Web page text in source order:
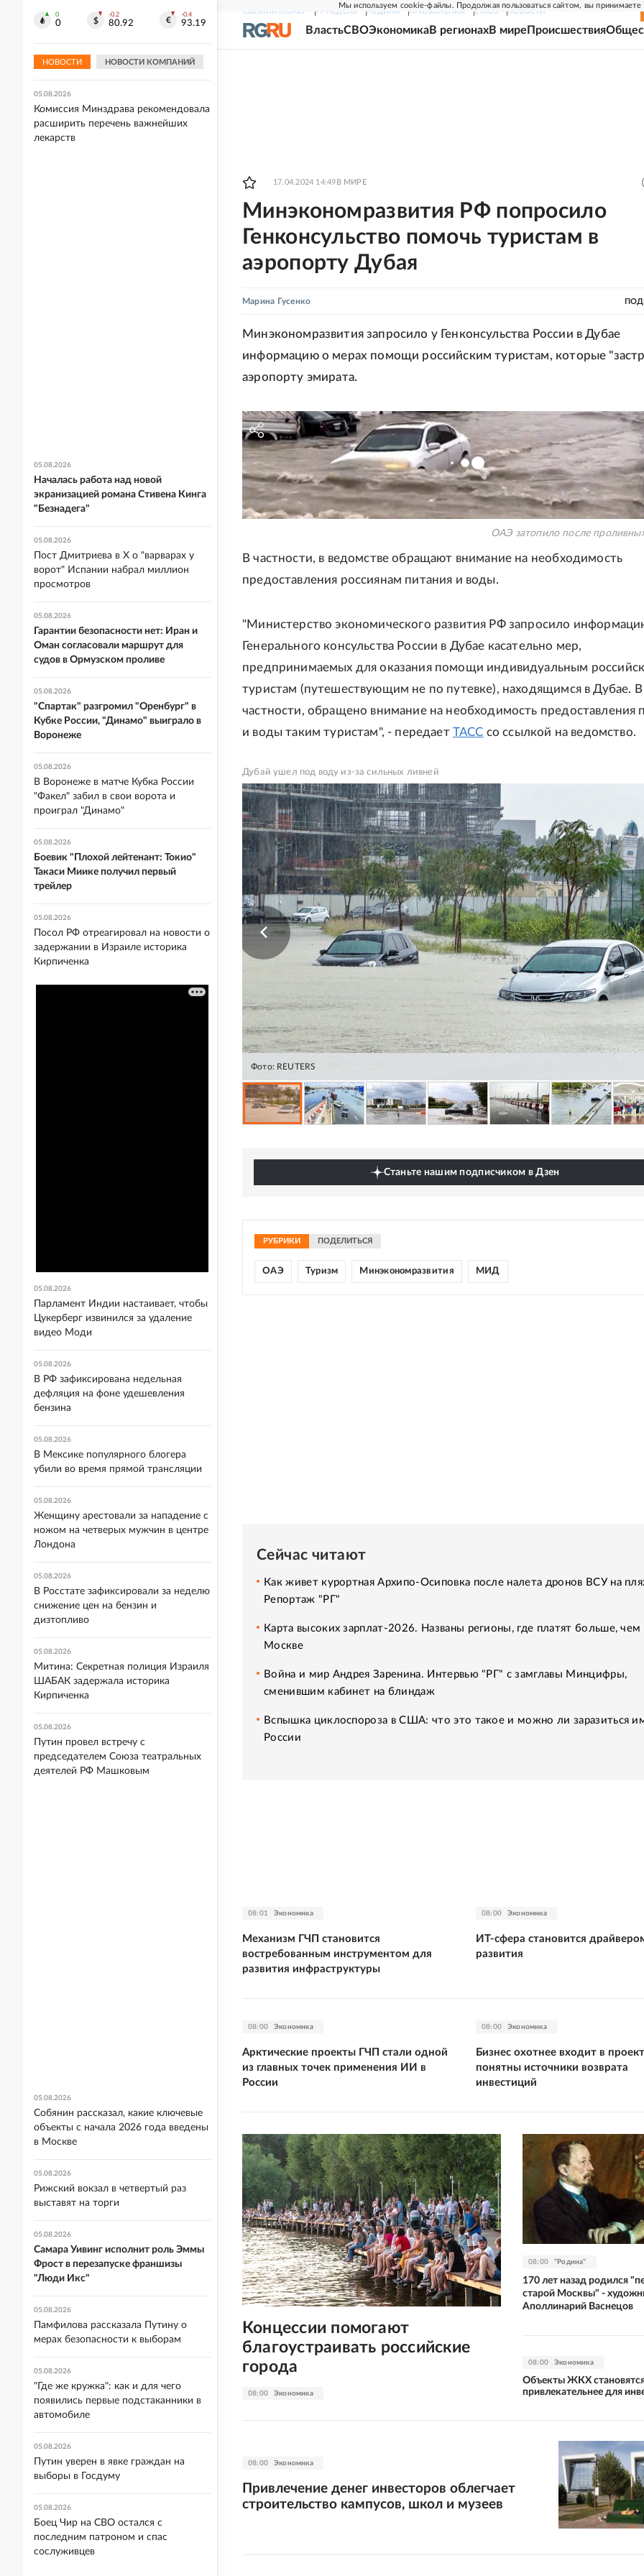
Мы используем cookie-файлы. Продолжая пользоваться сайтом, вы принимаете
СВЕЖИЙ НОМЕР РГ-НЕДЕЛЯ РОДИНА ПРИЛОЖЕНИЯ СОЮЗ НОВОСТИ
ВластьСВОЭкономикаВ регионахВ мире Происшествия
17.04.2024 14:49 В МИРЕ
Минэкономразвития РФ попросило
Генконсульство помочь туристам в
аэропорту Дубая
Марина Гусенко
Минэкономразвития запросило у Генконсульства России в Дубае
информацию о мерах помощи российским туристам, которые
аэропорту эмирата.
ОАЭ затопило после
В частности, в ведомстве обращают внимание на необходимость
предоставления россиянам питания и воды.
"Министерство экономического развития РФ запросило
Генерального консульства России в Дубае касательно мер,
предпринимаемых для оказания помощи индивидуальным
туристам (путешествующим не по путевке), находящимся в Дубае. В
частности, обращено внимание на необходимость предоставления
и воды таким туристам", - передает ТАСС со ссылкой на ведомство.
Дубай ушел под воду из-за сильных ливней
Фото: REUTERS
Станьте нашим подписчиком в Дзен
РУБРИКИ ПОДЕЛИТЬСЯ
ОАЭ Туризм Минэкономразвития МИД
Сейчас читают
Как живет курортная Архипо-Осиповка после налета дронов ВСУ на
Репортаж "РГ"
Карта высоких зарплат-2026. Названы регионы, где платят больше, чем
Москве
Война и мир Андрея Заренина. Интервью "РГ" с замглавы Минцифры,
сменившим кабинет на блиндаж
Вспышка циклоспороза в США: что это такое и можно ли заразиться
России
08:01 Экономика
Механизм ГЧП становится
востребованным инструментом для
развития инфраструктуры
08:00 Экономика
ИТ-сфера становится
развития
08:00 Экономика
Арктические проекты ГЧП стали одной
из главных точек применения ИИ в
России
08:00 Экономика
Бизнес охотнее входит в
понятны источники возврата
инвестиций
08:00 Экономика
Концессии помогают
благоустраивать российские
города
08:00 "Родина"
170 лет назад родился
старой Москвы" -
Аполлинарий Васнецов
08:00 Экономика
Объекты ЖКХ
привлекательнее для
08:00 Экономика
Привлечение денег инвесторов облегчает
строительство кампусов, школ и музеев
0
0
-0.2
80.92
-0.4
93.19
НОВОСТИ НОВОСТИ КОМПАНИЙ
05.08.2026
Киеву
05.08.2026
Комиссия Минздрава рекомендовала
расширить перечень важнейших
лекарств
05.08.2026
Началась работа над новой
экранизацией романа Стивена Кинга
"Безнадега"
05.08.2026
Пост Дмитриева в X о "варварах у
ворот" Испании набрал миллион
просмотров
05.08.2026
Гарантии безопасности нет: Иран и
Оман согласовали маршрут для
судов в Ормузском проливе
05.08.2026
"Спартак" разгромил "Оренбург" в
Кубке России, "Динамо" выиграло в
Воронеже
05.08.2026
В Воронеже в матче Кубка России
"Факел" забил в свои ворота и
проиграл "Динамо"
05.08.2026
Боевик "Плохой лейтенант: Токио"
Такаси Миике получил первый
трейлер
05.08.2026
Посол РФ отреагировал на новости о
задержании в Израиле историка
Кирпиченка
05.08.2026
Парламент Индии настаивает, чтобы
Цукерберг извинился за удаление
видео Моди
05.08.2026
В РФ зафиксирована недельная
дефляция на фоне удешевления
бензина
05.08.2026
В Мексике популярного блогера
убили во время прямой трансляции
05.08.2026
Женщину арестовали за нападение с
ножом на четверых мужчин в центре
Лондона
05.08.2026
В Росстате зафиксировали за неделю
снижение цен на бензин и
дизтопливо
05.08.2026
Митина: Секретная полиция Израиля
ШАБАК задержала историка
Кирпиченка
05.08.2026
Путин провел встречу с
председателем Союза театральных
деятелей РФ Машковым
05.08.2026
Собянин рассказал, какие ключевые
объекты с начала 2026 года введены
в Москве
05.08.2026
Рижский вокзал в четвертый раз
выставят на торги
05.08.2026
Самара Уивинг исполнит роль Эммы
Фрост в перезапуске франшизы
"Люди Икс"
05.08.2026
Памфилова рассказала Путину о
мерах безопасности к выборам
05.08.2026
"Где же кружка": как и для чего
появились первые подстаканники в
автомобиле
05.08.2026
Путин уверен в явке граждан на
выборы в Госдуму
05.08.2026
Боец Чир на СВО остался с
последним патроном и спас
сослуживцев